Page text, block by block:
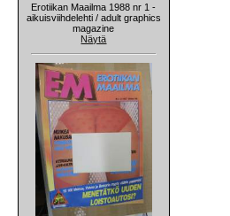
Erotiikan Maailma 1988 nr 1 -
aikuisviihdelehti / adult graphics
magazine
Näytä